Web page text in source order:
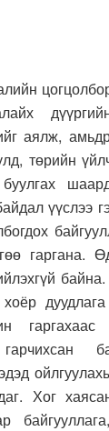
аялж,
төрийн
үүслээ
гаргана.
гаргахаас
Хог